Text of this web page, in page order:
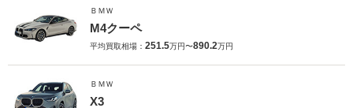
ＢＭＷ
M4クーペ
平均買取相場： 251.5万円〜890.2万円
ＢＭＷ
X3